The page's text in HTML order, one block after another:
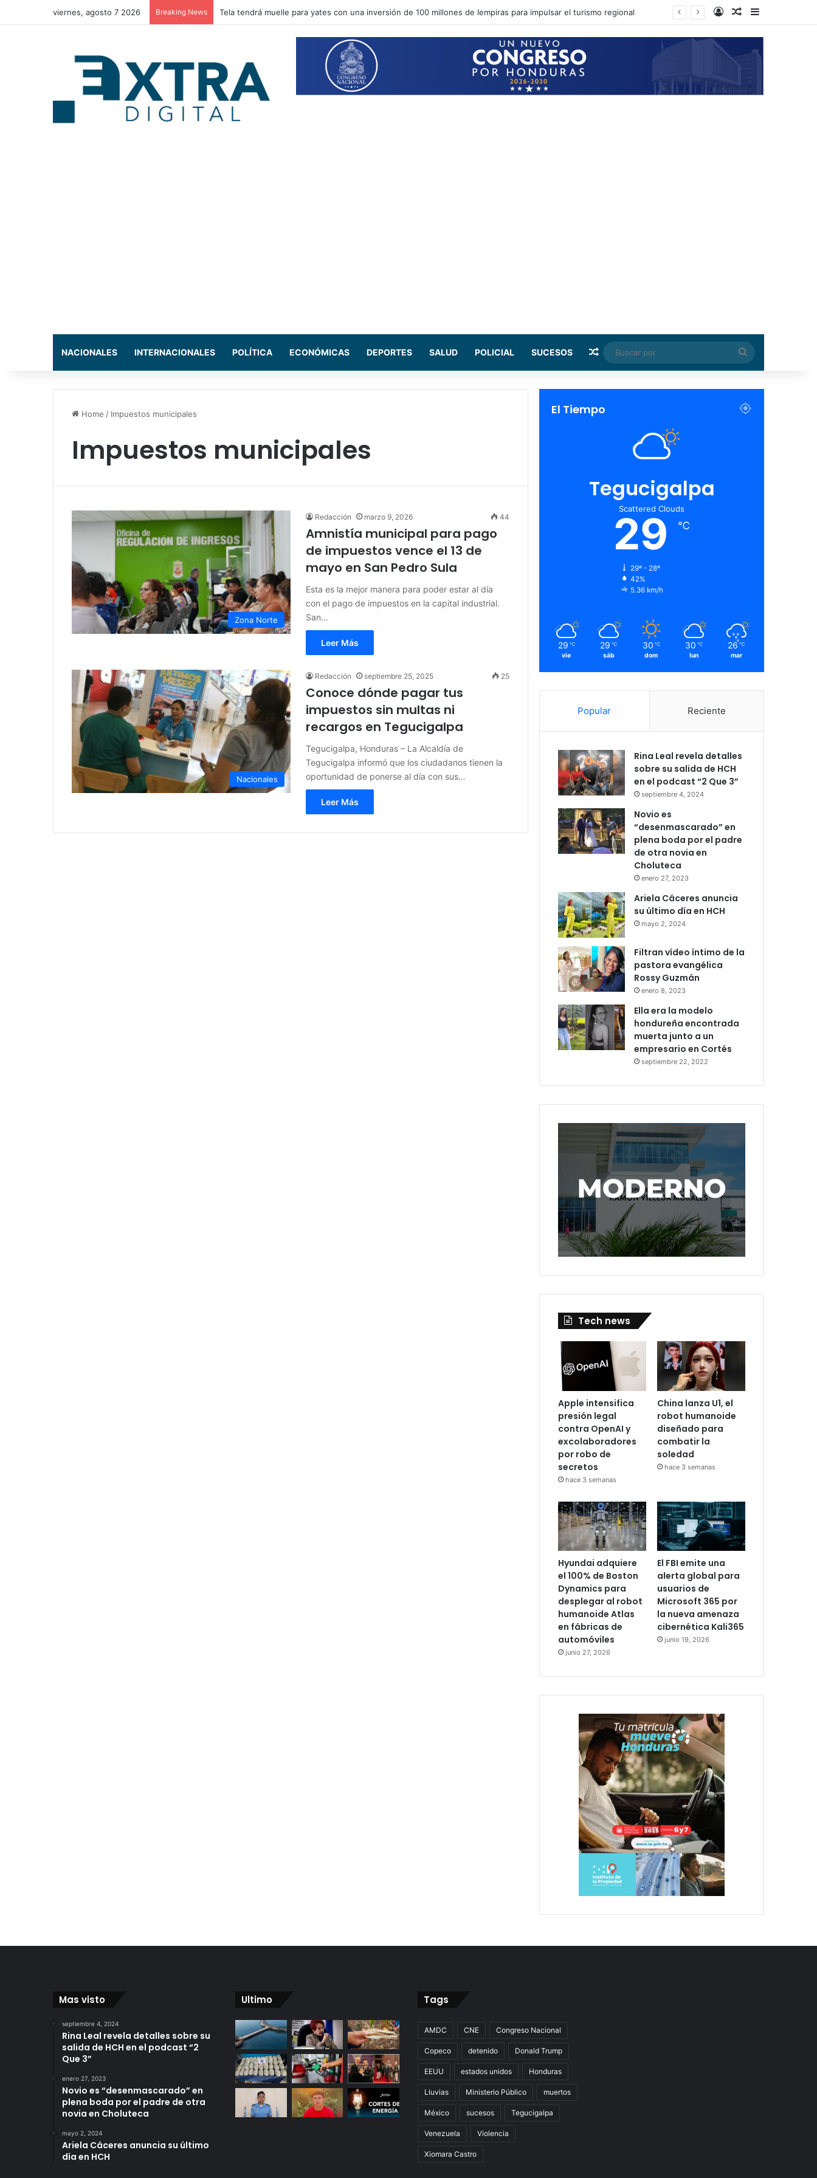
viernes, agosto 7 2026 Breaking News Tela tendrá muelle para yates con una inversión de 100 millones de lempiras para impulsar el turismo regional Log InRandom Article
NACIONALES INTERNACIONALES POLÍTICA ECONÓMICAS DEPORTES SALUD POLICIAL SUCESOS Random Article
Buscar
por
Home / Impuestos municipales
Impuestos municipales
Zona Norte
Redacción marzo 9, 2026 44
Amnistía municipal para pago
de impuestos vence el 13 de
mayo en San Pedro Sula
Esta es la mejor manera para poder estar al día
con el pago de impuestos en la capital industrial.
San…
Leer Más
Nacionales
Redacción septiembre 25, 2025 25
Conoce dónde pagar tus
impuestos sin multas ni
recargos en Tegucigalpa
Tegucigalpa, Honduras – La Alcaldía de
Tegucigalpa informó que los ciudadanos tienen la
oportunidad de ponerse al día con sus…
Leer Más
El Tiempo
Tegucigalpa
Scattered Clouds
29 ℃
29º - 28º
42%
5.36 km/h
29 ℃
vie
29 ℃
sáb
30 ℃
dom
30 ℃
lun
26 ℃
mar
Popular Reciente
Rina Leal revela detalles
sobre su salida de HCH
en el podcast “2 Que 3”
septiembre 4, 2024
Novio es
“desenmascarado” en
plena boda por el padre
de otra novia en
Choluteca
enero 27, 2023
Ariela Cáceres anuncia
su último día en HCH
mayo 2, 2024
Filtran vídeo íntimo de la
pastora evangélica
Rossy Guzmán
enero 8, 2023
Ella era la modelo
hondureña encontrada
muerta junto a un
empresario en Cortés
septiembre 22, 2022
Tech news
Apple intensifica
presión legal
contra OpenAI y
excolaboradores
por robo de
secretos
hace 3 semanas
China lanza U1, el
robot humanoide
diseñado para
combatir la
soledad
hace 3 semanas
Hyundai adquiere
el 100% de Boston
Dynamics para
desplegar al robot
humanoide Atlas
en fábricas de
automóviles
junio 27, 2026
El FBI emite una
alerta global para
usuarios de
Microsoft 365 por
la nueva amenaza
cibernética Kali365
junio 19, 2026
Mas visto
septiembre 4, 2024
Rina Leal revela detalles sobre su
salida de HCH en el podcast “2
Que 3”
enero 27, 2023
Novio es “desenmascarado” en
plena boda por el padre de otra
novia en Choluteca
mayo 2, 2024
Ariela Cáceres anuncia su último
día en HCH
Ultimo Tags
AMDC CNE Congreso Nacional
Copeco detenido Donald Trump
EEUU estados unidos Honduras
Lluvias Ministerio Público muertos
México sucesos Tegucigalpa
Venezuela Violencia
Xiomara Castro